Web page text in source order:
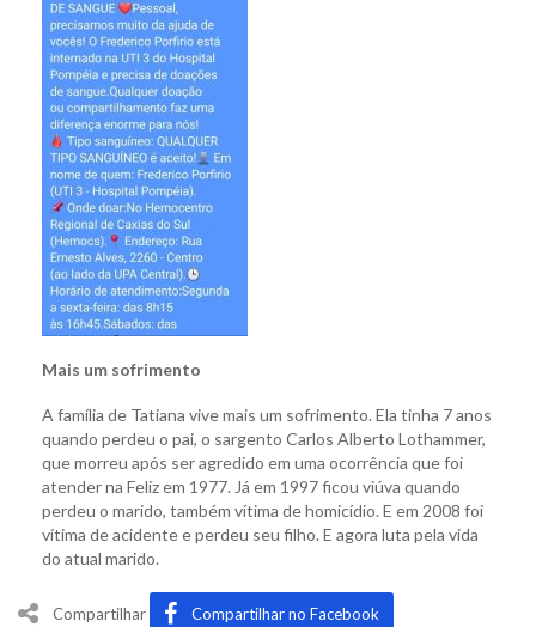
Mais um sofrimento
A família de Tatiana vive mais um sofrimento. Ela tinha 7 anos
quando perdeu o pai, o sargento Carlos Alberto Lothammer,
que morreu após ser agredido em uma ocorrência que foi
atender na Feliz em 1977. Já em 1997 ficou viúva quando
perdeu o marido, também vítima de homicídio. E em 2008 foi
vítima de acidente e perdeu seu filho. E agora luta pela vida
do atual marido.
Compartilhar Compartilhar no Facebook